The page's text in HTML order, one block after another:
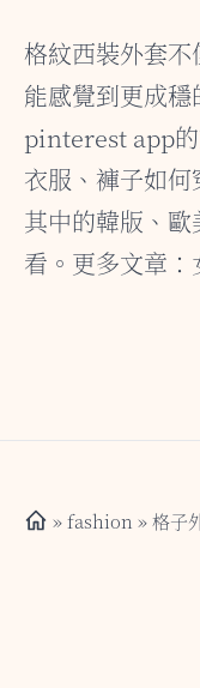
格紋西裝外套
能感覺到更成
pinterest app
衣服、褲子如何
其中的韓版、
看。更多文章：
»fashion » 格子